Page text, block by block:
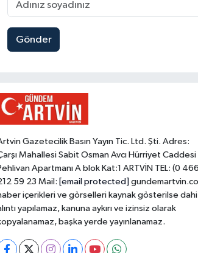
Gönder
Gazetecilik Basın Yayın Tic. Ltd. Şti. Adres:
Mahallesi Sabit Osman Avcı Hürriyet Caddesi
Apartmanı A blok Kat:1 ARTVİN TEL: (0
59 23 Mail: [email protected]
içerikleri ve görselleri kaynak gösterilse dahi
yapılamaz, kanuna aykırı ve izinsiz olarak
başka yerde yayınlanamaz.